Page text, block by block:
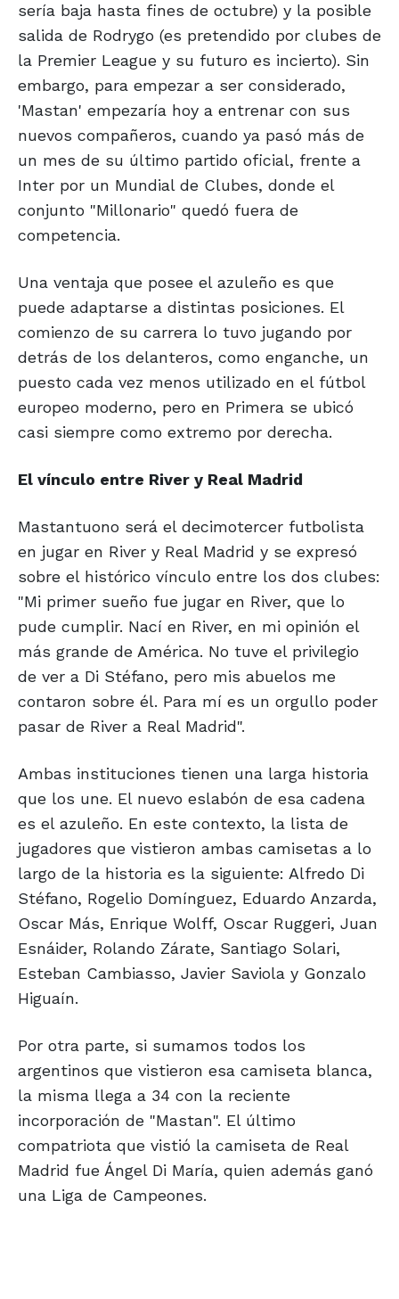
sería baja hasta fines de octubre) y la posible
salida de Rodrygo (es pretendido por clubes de
la Premier League y su futuro es incierto). Sin
embargo, para empezar a ser considerado,
'Mastan' empezaría hoy a entrenar con sus
nuevos compañeros, cuando ya pasó más de
un mes de su último partido oficial, frente a
Inter por un Mundial de Clubes, donde el
conjunto "Millonario" quedó fuera de
competencia.
Una ventaja que posee el azuleño es que
puede adaptarse a distintas posiciones. El
comienzo de su carrera lo tuvo jugando por
detrás de los delanteros, como enganche, un
puesto cada vez menos utilizado en el fútbol
europeo moderno, pero en Primera se ubicó
casi siempre como extremo por derecha.
El vínculo entre River y Real Madrid
Mastantuono será el decimotercer futbolista
en jugar en River y Real Madrid y se expresó
sobre el histórico vínculo entre los dos clubes:
"Mi primer sueño fue jugar en River, que lo
pude cumplir. Nací en River, en mi opinión el
más grande de América. No tuve el privilegio
de ver a Di Stéfano, pero mis abuelos me
contaron sobre él. Para mí es un orgullo poder
pasar de River a Real Madrid".
Ambas instituciones tienen una larga historia
que los une. El nuevo eslabón de esa cadena
es el azuleño. En este contexto, la lista de
jugadores que vistieron ambas camisetas a lo
largo de la historia es la siguiente: Alfredo Di
Stéfano, Rogelio Domínguez, Eduardo Anzarda,
Oscar Más, Enrique Wolff, Oscar Ruggeri, Juan
Esnáider, Rolando Zárate, Santiago Solari,
Esteban Cambiasso, Javier Saviola y Gonzalo
Higuaín.
Por otra parte, si sumamos todos los
argentinos que vistieron esa camiseta blanca,
la misma llega a 34 con la reciente
incorporación de "Mastan". El último
compatriota que vistió la camiseta de Real
Madrid fue Ángel Di María, quien además ganó
una Liga de Campeones.